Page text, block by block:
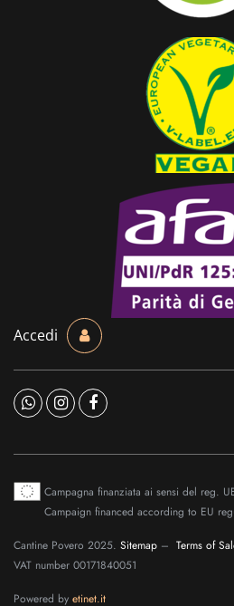
Accedi
Campagna finanziata ai sensi del reg.
Campaign financed according to EU
Cantine Povero 2025. Sitemap – Terms of
VAT number 00171840051
Powered by etinet.it